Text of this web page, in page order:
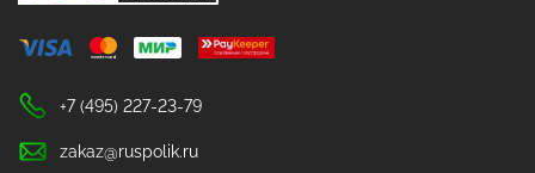
+7 (495) 227-23-79
zakaz@ruspolik.ru